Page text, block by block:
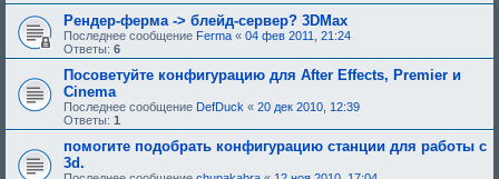
н
и
н
е
е
о
р
н
и
:
Рендер-ферма -> блейд-сервер? 3DMax
Последнее сообщение Ferma « 04 фев 2011, 21:24
Ответы: 6
Посоветуйте конфигурацию для After Effects, Premier и
Cinema
Последнее сообщение DefDuck « 20 дек 2010, 12:39
Ответы: 1
помогите подобрать конфигурацию станции для работы с
3d.